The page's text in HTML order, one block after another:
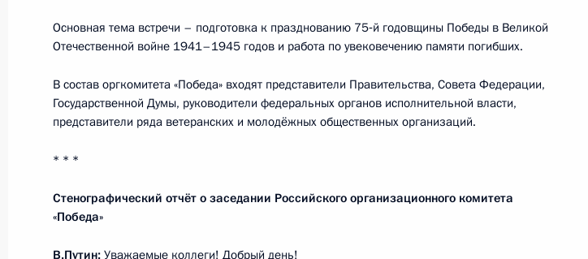
14 декабря 2018 года, пятница
Заседание Комиссии по вопросам госслужбы и резерва
13 декабря 2018 года, четверг
Основная тема встречи – подготовка к празднованию 75‑й годовщины Победы в Великой
Отечественной войне 1941–1945 годов и работа по увековечению памяти погибших.
В состав оргкомитета «Победа» входят представители Правительства, Совета Федерации,
Государственной Думы, руководители федеральных органов исполнительной власти,
представители ряда ветеранских и молодёжных общественных организаций.
* * *
Стенографический отчёт о заседании Российского организационного комитета
«Победа»
В.Путин: Уважаемые коллеги! Добрый день!